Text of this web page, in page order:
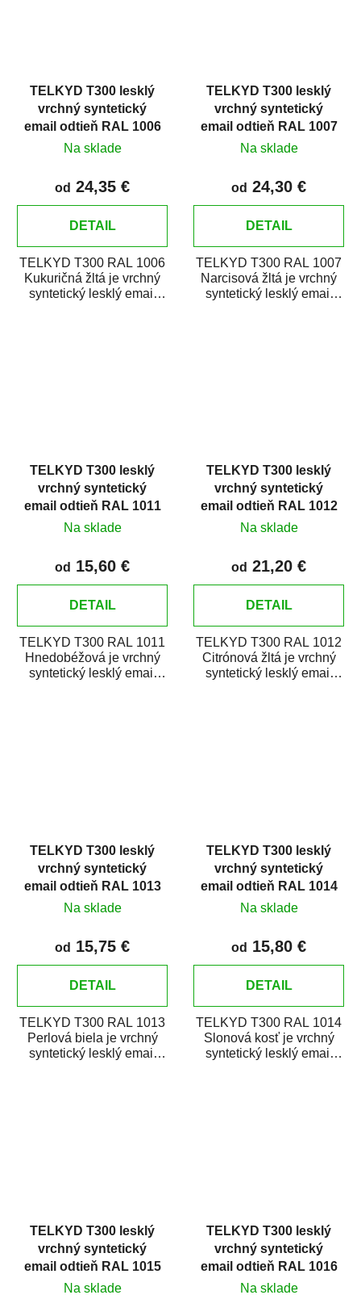
TELKYD T300 lesklý
vrchný syntetický
email odtieň RAL 1006
Kukuričná žltá
Na sklade
od 24,35 €
DETAIL
TELKYD T300 RAL 1006
Kukuričná žltá je vrchný
syntetický lesklý email
TELKYD T300 lesklý
vrchný syntetický
email odtieň RAL 1007
Narcisová žltá
Na sklade
od 24,30 €
DETAIL
TELKYD T300 RAL 1007
Narcisová žltá je vrchný
syntetický lesklý email
TELKYD T300 lesklý
vrchný syntetický
email odtieň RAL 1011
Hnedobéžová
Na sklade
od 15,60 €
DETAIL
TELKYD T300 RAL 1011
Hnedobéžová je vrchný
syntetický lesklý email
TELKYD T300 lesklý
vrchný syntetický
email odtieň RAL 1012
Citrónová žltá
Na sklade
od 21,20 €
DETAIL
TELKYD T300 RAL 1012
Citrónová žltá je vrchný
syntetický lesklý email
TELKYD T300 lesklý
vrchný syntetický
email odtieň RAL 1013
Perlová biela
Na sklade
od 15,75 €
DETAIL
TELKYD T300 RAL 1013
Perlová biela je vrchný
syntetický lesklý email
TELKYD T300 lesklý
vrchný syntetický
email odtieň RAL 1014
Slonová kosť
Na sklade
od 15,80 €
DETAIL
TELKYD T300 RAL 1014
Slonová kosť je vrchný
syntetický lesklý email
TELKYD T300 lesklý
vrchný syntetický
email odtieň RAL 1015
Slonová kosť svetlá
Na sklade
TELKYD T300 lesklý
vrchný syntetický
email odtieň RAL 1016
Sírová žltá
Na sklade